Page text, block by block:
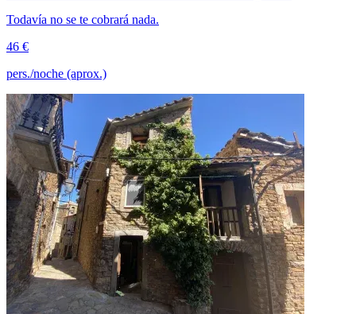
Todavía no se te cobrará nada.
46 €
pers./noche (aprox.)